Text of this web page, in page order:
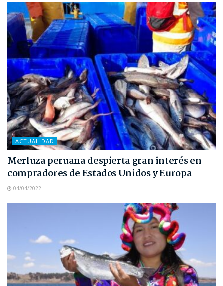
ACTUALIDAD
Merluza peruana despierta gran interés en
compradores de Estados Unidos y Europa
04/04/2022